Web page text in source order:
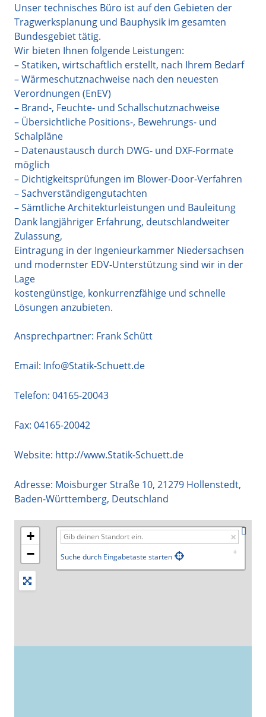
Unser technisches Büro ist auf den Gebieten der
Tragwerksplanung und Bauphysik im gesamten
Bundesgebiet tätig.
Wir bieten Ihnen folgende Leistungen:
– Statiken, wirtschaftlich erstellt, nach Ihrem Bedarf
– Wärmeschutznachweise nach den neuesten
Verordnungen (EnEV)
– Brand-, Feuchte- und Schallschutznachweise
– Übersichtliche Positions-, Bewehrungs- und
Schalpläne
– Datenaustausch durch DWG- und DXF-Formate
möglich
– Dichtigkeitsprüfungen im Blower-Door-Verfahren
– Sachverständigengutachten
– Sämtliche Architekturleistungen und Bauleitung
Dank langjähriger Erfahrung, deutschlandweiter
Zulassung,
Eintragung in der Ingenieurkammer Niedersachsen
und modernster EDV-Unterstützung sind wir in der
Lage
kostengünstige, konkurrenzfähige und schnelle
Lösungen anzubieten.
Ansprechpartner: Frank Schütt
Email: Info@Statik-Schuett.de
Telefon: 04165-20043
Fax: 04165-20042
Website: http://www.Statik-Schuett.de
Adresse: Moisburger Straße 10, 21279 Hollenstedt,
Baden-Württemberg, Deutschland
+
−
Suche durch Eingabetaste starten